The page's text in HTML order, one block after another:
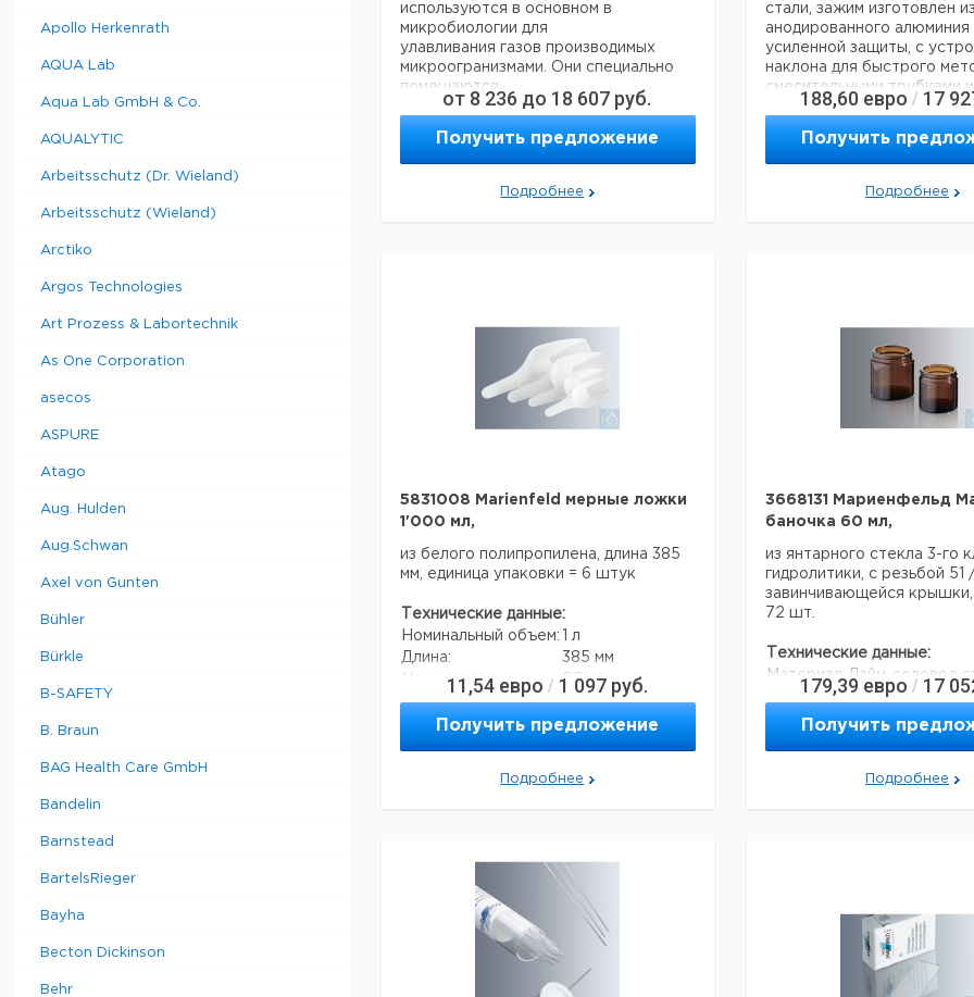
Apollo Herkenrath
AQUA Lab
Aqua Lab GmbH & Co.
AQUALYTIC
Arbeitsschutz (Dr. Wieland)
Arbeitsschutz (Wieland)
Arctiko
Argos Technologies
Art Prozess & Labortechnik
As One Corporation
asecos
ASPURE
Atago
Aug. Hulden
Aug.Schwan
Axel von Gunten
Bühler
Bürkle
B-SAFETY
B. Braun
BAG Health Care GmbH
Bandelin
Barnstead
BartelsRieger
Bayha
Becton Dickinson
Behr
используются в основном в
микробиологии для
улавливания газов производимых
микроогранизмами. Они специально
помещаются
перевернутыми во внутрь более
крупных пробирок
- Изготовлены из содового стекла;
- С прямым бортиком и круглым дном;
- Неградуированные;
50
Прошу обратить внимание на то, что
минимальный заказ в нашей компании
от 8 236 до 18 607 руб.
Получить предложение
Подробнее
стали, зажим изготовлен из
анодированного алюминия
усиленной защиты, с
наклона для быстрого
смесительными трубками и
резиновыми пробками, без
Мультипак: 10 штук
Технические данные:
4250317307927
188,60 евро / 17
Получить
Подробнее
5831008 Marienfeld мерные ложки
1'000 мл,
из белого полипропилена, длина 385
мм, единица упаковки = 6 штук
Технические данные:
Номинальный объем:
1 л
Длина:
385 мм
Материал:
PP
Цвет:
белый
Код EAN:
4250317315199
Данные для перевозки (реальные
11,54евро / 1 097 руб.
Получить предложение
Подробнее
3668131 Мариенфельд
баночка 60 мл,
из янтарного стекла 3-го
гидролитики, с резьбой 51
завинчивающейся крышки,
72 шт.
Технические данные:
Материал: Лайм-содовое
Код EAN:
4250317358974
данные могут отличаться)
179,39 евро / 17
Получить
Подробнее